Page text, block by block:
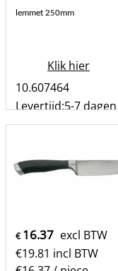
lemmet 250mm
Klik hier
10.607464
Levertijd:5-7 dagen
st Bestel
€ 16.37 excl BTW
€19.81 incl BTW